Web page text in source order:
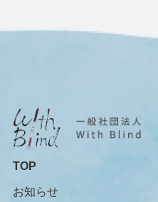
TOP
お知らせ